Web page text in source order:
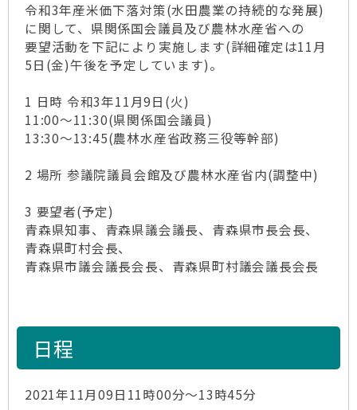
令和3年産米価下落対策(水田農業の持続的な発展)
に関して、県関係国会議員及び農林水産省への
要望活動を下記により実施します(詳細確定は11月
5日(金)午後を予定しています)。
1 日時 令和3年11月9日(火)
11:00～11:30(県関係国会議員)
13:30～13:45(農林水産省政務三役等幹部)
2 場所 参議院議員会館及び農林水産省内(調整中)
3 要望者(予定)
青森県知事、青森県議会議長、青森県市長会長、
青森県町村会長、
青森県市議会議長会長、青森県町村議会議長会長
日程
2021年11月09日11時00分～13時45分